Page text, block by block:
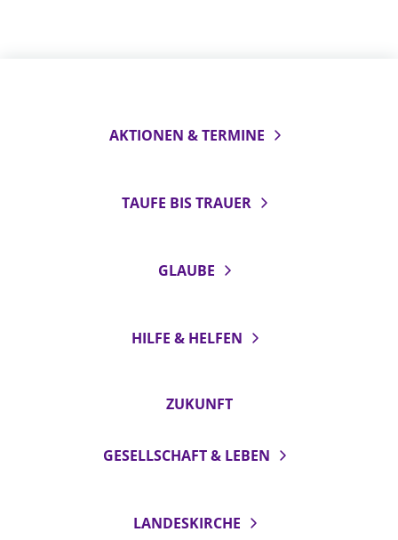
AKTIONEN & TERMINE
TAUFE BIS TRAUER
GLAUBE
HILFE & HELFEN
ZUKUNFT
GESELLSCHAFT & LEBEN
LANDESKIRCHE